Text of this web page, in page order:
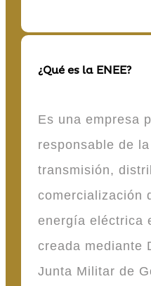
¿Qué es la ENEE?
Es una empresa
responsable de
transmisión,
comercialización
energía eléctrica
creada mediante
Junta Militar de